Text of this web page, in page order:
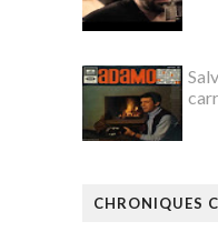
CHRONIQUES